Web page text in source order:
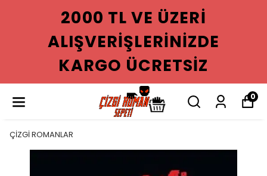
2000 TL VE ÜZERI
ALIŞVERIŞLERINIZDE
KARGO ÜCRETSIZ
0
ÇİZGİ ROMANLAR